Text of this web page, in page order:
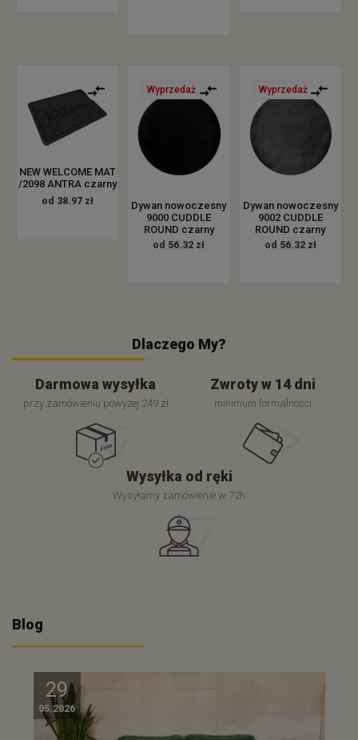
NEW WELCOME MAT
/2098 ANTRA czarny
od 38.97 zł
Wyprzedaż
Dywan nowoczesny
9000 CUDDLE
ROUND czarny
od 56.32 zł
Wyprzedaż
Dywan nowoczesny
9002 CUDDLE
ROUND czarny
od 56.32 zł
Dlaczego My?
Darmowa wysyłka
przy zamówieniu powyżej 249 zł
Zwroty w 14 dni
minimum formalności
Wysyłka od ręki
Wysyłamy zamówienie w 72h
Blog
29
05.2026